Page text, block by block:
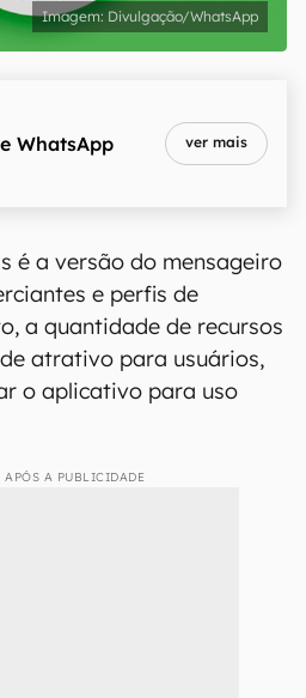
Divulgação/WhatsApp
WhatsApp ver mais
é a versão do mensageiro
e perfis de
a quantidade de recursos
atrativo para usuários,
o aplicativo para uso
APÓS A PUBLICIDADE